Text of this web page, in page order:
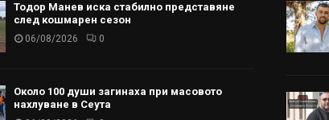
Тодор Манев иска стабилно представяне
след кошмарен сезон
06/08/2026 0
Около 100 души загинаха при масовото
нахлуване в Сеута